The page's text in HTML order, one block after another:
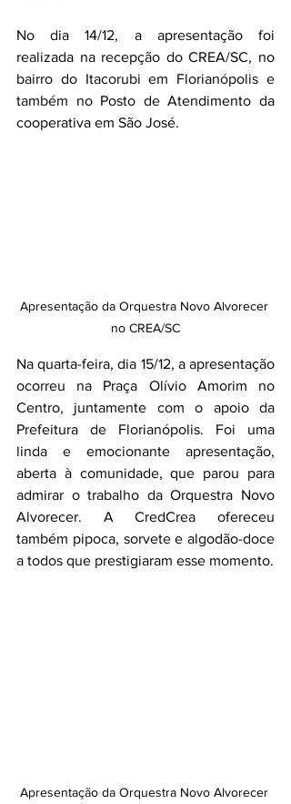
No dia 14/12, a apresentação foi
realizada na recepção do CREA/SC, no
bairro do Itacorubi em Florianópolis e
também no Posto de Atendimento da
cooperativa em São José.
Apresentação da Orquestra Novo Alvorecer
no CREA/SC
Na quarta-feira, dia 15/12, a apresentação
ocorreu na Praça Olívio Amorim no
Centro, juntamente com o apoio da
Prefeitura de Florianópolis. Foi uma
linda e emocionante apresentação,
aberta à comunidade, que parou para
admirar o trabalho da Orquestra Novo
Alvorecer. A CredCrea ofereceu
também pipoca, sorvete e algodão-doce
a todos que prestigiaram esse momento.
Apresentação da Orquestra Novo Alvorecer